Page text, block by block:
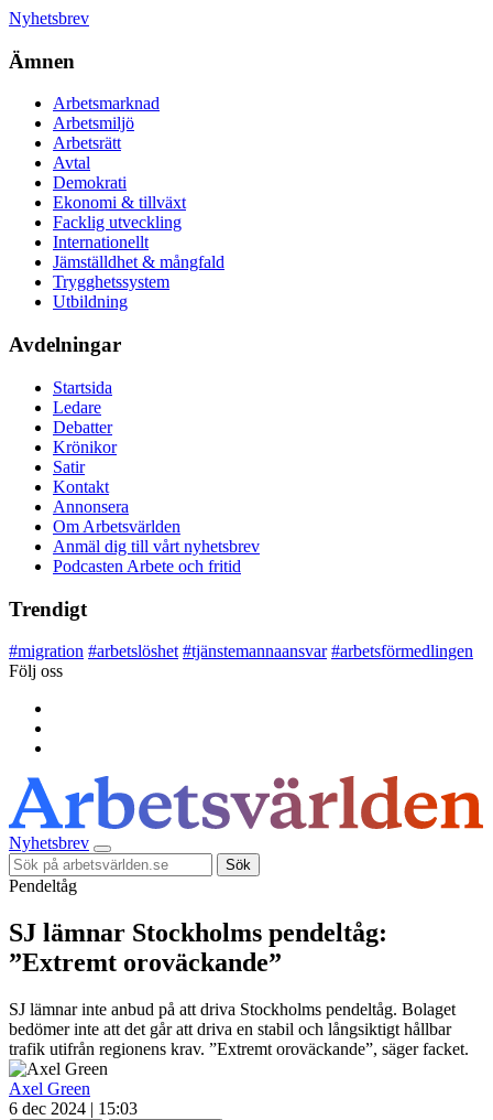
Nyhetsbrev
Ämnen
Arbetsmarknad
Arbetsmiljö
Arbetsrätt
Avtal
Demokrati
Ekonomi & tillväxt
Facklig utveckling
Internationellt
Jämställdhet & mångfald
Trygghetssystem
Utbildning
Avdelningar
Startsida
Ledare
Debatter
Krönikor
Satir
Kontakt
Annonsera
Om Arbetsvärlden
Anmäl dig till vårt nyhetsbrev
Podcasten Arbete och fritid
Trendigt
#migration #arbetslöshet #tjänstemannaansvar #arbetsförmedlingen
Följ oss
Nyhetsbrev
Sök
Pendeltåg
SJ lämnar Stockholms pendeltåg:
”Extremt oroväckande”
SJ lämnar inte anbud på att driva Stockholms pendeltåg. Bolaget
bedömer inte att det går att driva en stabil och långsiktigt hållbar
trafik utifrån regionens krav. ”Extremt oroväckande”, säger facket.
Axel Green
6 dec 2024 | 15:03